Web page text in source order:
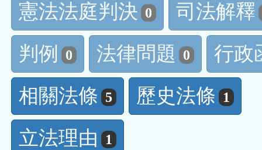
憲法法庭判決 0
司法解釋
判例
0 法律問題 0
行政
相關法條 5 歷史法條 1
立法理由 1